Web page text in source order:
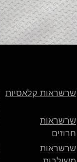
שרשראות קלאסיות
שרשראות
חרוזים
שרשראות